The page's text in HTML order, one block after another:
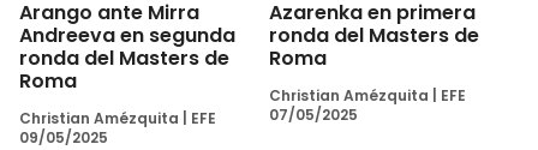
Arango ante Mirra
Andreeva en segunda
ronda del Masters de
Roma
Christian Amézquita
EFE
09/05/2025
Azarenka en primera
ronda del Masters de
Roma
Christian Amézquita
EFE
07/05/2025